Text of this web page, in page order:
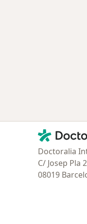
Doctoralia -
Doctoralia
C/ Josep Pla
08019